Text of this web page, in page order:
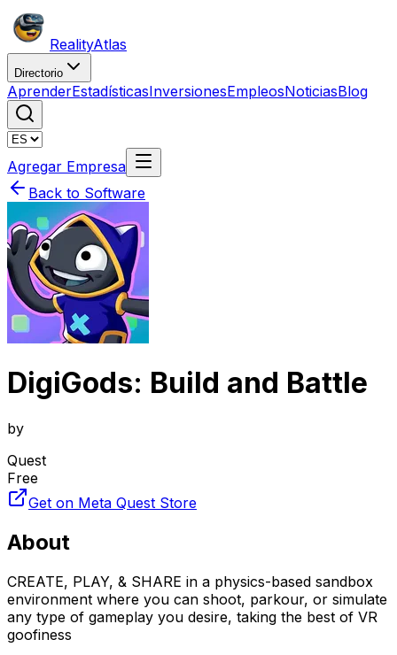
RealityAtlas
Directorio
AprenderEstadísticasInversionesEmpleosNoticiasBlog
Agregar Empresa
Back to Software
DigiGods: Build and Battle
by
Quest
Free
Get on Meta Quest Store
About
CREATE, PLAY, & SHARE in a physics-based sandbox
environment where you can shoot, parkour, or simulate
any type of gameplay you desire, taking the best of VR
goofiness